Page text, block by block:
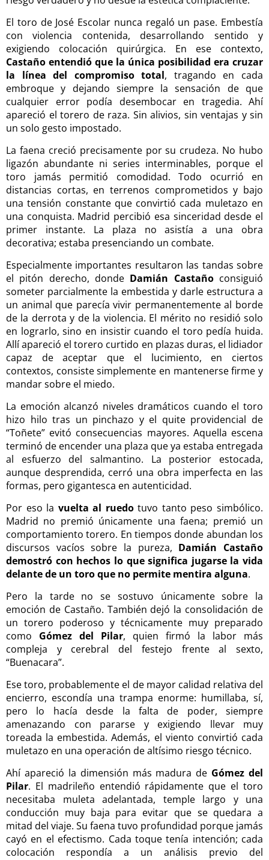
El toro de José Escolar nunca regaló un pase. Embestía
con violencia contenida, desarrollando sentido y
exigiendo colocación quirúrgica. En ese contexto,
Castaño entendió que la única posibilidad era cruzar
la línea del compromiso total, tragando en cada
embroque y dejando siempre la sensación de que
cualquier error podía desembocar en tragedia. Ahí
apareció el torero de raza. Sin alivios, sin ventajas y sin
un solo gesto impostado.
La faena creció precisamente por su crudeza. No hubo
ligazón abundante ni series interminables, porque el
toro jamás permitió comodidad. Todo ocurrió en
distancias cortas, en terrenos comprometidos y bajo
una tensión constante que convirtió cada muletazo en
una conquista. Madrid percibió esa sinceridad desde el
primer instante. La plaza no asistía a una obra
decorativa; estaba presenciando un combate.
Especialmente importantes resultaron las tandas sobre
el pitón derecho, donde Damián Castañoconsiguió
someter parcialmente la embestida y darle estructura a
un animal que parecía vivir permanentemente al borde
de la derrota y de la violencia. El mérito no residió solo
en lograrlo, sino en insistir cuando el toro pedía huida.
Allí apareció el torero curtido en plazas duras, el lidiador
capaz de aceptar que el lucimiento, en ciertos
contextos, consiste simplemente en mantenerse firme y
mandar sobre el miedo.
La emoción alcanzó niveles dramáticos cuando el toro
hizo hilo tras un pinchazo y el quite providencial de
“Toñete” evitó consecuencias mayores. Aquella escena
terminó de encender una plaza que ya estaba entregada
al esfuerzo del salmantino. La posterior estocada,
aunque desprendida, cerró una obra imperfecta en las
formas, pero gigantesca en autenticidad.
Por eso la vuelta al ruedotuvo tanto peso simbólico.
Madrid no premió únicamente una faena; premió un
comportamiento torero. En tiempos donde abundan los
discursos vacíos sobre la pureza, Damián Castaño
demostró con hechos lo que significa jugarse la vida
delante de un toro que no permite mentira alguna.
Pero la tarde no se sostuvo únicamente sobre la
emoción de Castaño. También dejó la consolidación de
un torero poderoso y técnicamente muy preparado
como Gómez del Pilar, quien firmó la labor más
compleja y cerebral del festejo frente al sexto,
“Buenacara”.
Ese toro, probablemente el de mayor calidad relativa del
encierro, escondía una trampa enorme: humillaba, sí,
pero lo hacía desde la falta de poder, siempre
amenazando con pararse y exigiendo llevar muy
toreada la embestida. Además, el viento convirtió cada
muletazo en una operación de altísimo riesgo técnico.
Ahí apareció la dimensión más madura de Gómez del
Pilar. El madrileño entendió rápidamente que el toro
necesitaba muleta adelantada, temple largo y una
conducción muy baja para evitar que se quedara a
mitad del viaje. Su faena tuvo profundidad porque jamás
cayó en el efectismo. Cada toque tenía intención; cada
colocación respondía a un análisis previo del